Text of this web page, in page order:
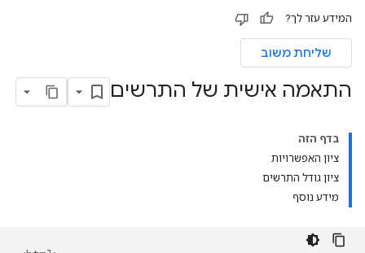
המידע עזר לך?
שליחת משוב
התאמה אישית של התרשים
בדף הזה
ציון האפשרויות
ציון גודל התרשים
מידע נוסף